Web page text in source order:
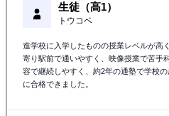
生徒（高1）
トウコベ
進学校に入学したものの授業レベルが高
寄り駅前で通いやすく、映像授業で苦手
容で継続しやすく、約2年の通塾で学校
に合格できました。